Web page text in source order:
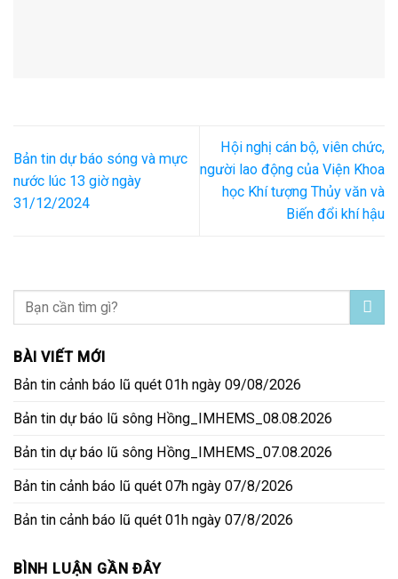
Bản tin dự báo sóng và mực
nước lúc 13 giờ ngày
31/12/2024
Hội nghị cán bộ, viên chức,
người lao động của Viện Khoa
học Khí tượng Thủy văn và
Biến đổi khí hậu
BÀI VIẾT MỚI
Bản tin cảnh báo lũ quét 01h ngày 09/08/2026
Bản tin dự báo lũ sông Hồng_IMHEMS_08.08.2026
Bản tin dự báo lũ sông Hồng_IMHEMS_07.08.2026
Bản tin cảnh báo lũ quét 07h ngày 07/8/2026
Bản tin cảnh báo lũ quét 01h ngày 07/8/2026
BÌNH LUẬN GẦN ĐÂY